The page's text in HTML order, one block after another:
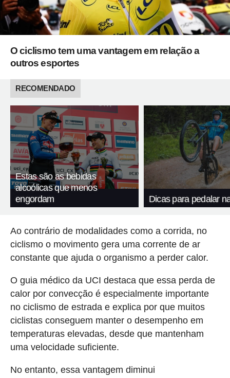
O ciclismo tem uma vantagem em relação a
outros esportes
RECOMENDADO
Estas são as bebidas
alcoólicas que menos
engordam
Dicas para pedalar
Ao contrário de modalidades como a corrida, no
ciclismo o movimento gera uma corrente de ar
constante que ajuda o organismo a perder calor.
O guia médico da UCI destaca que essa perda de
calor por convecção é especialmente importante
no ciclismo de estrada e explica por que muitos
ciclistas conseguem manter o desempenho em
temperaturas elevadas, desde que mantenham
uma velocidade suficiente.
No entanto, essa vantagem diminui